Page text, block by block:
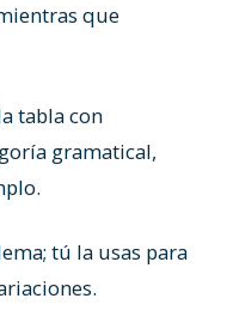
que
tabla con
gramatical,
tú la usas para